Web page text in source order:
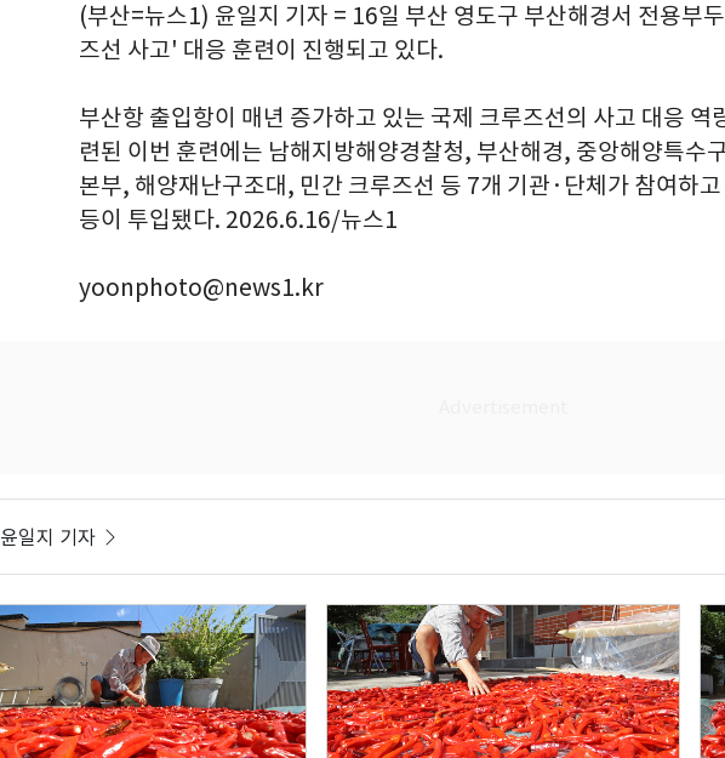
(부산=뉴스1) 윤일지 기자 = 16일 부산 영도구 부산해경서 전용부
즈선 사고' 대응 훈련이 진행되고 있다.
부산항 출입항이 매년 증가하고 있는 국제 크루즈선의 사고 대응 역
련된 이번 훈련에는 남해지방해양경찰청, 부산해경, 중앙해양특수
본부, 해양재난구조대, 민간 크루즈선 등 7개 기관·단체가 참여하
등이 투입됐다. 2026.6.16/뉴스1
yoonphoto@news1.kr
윤일지 기자